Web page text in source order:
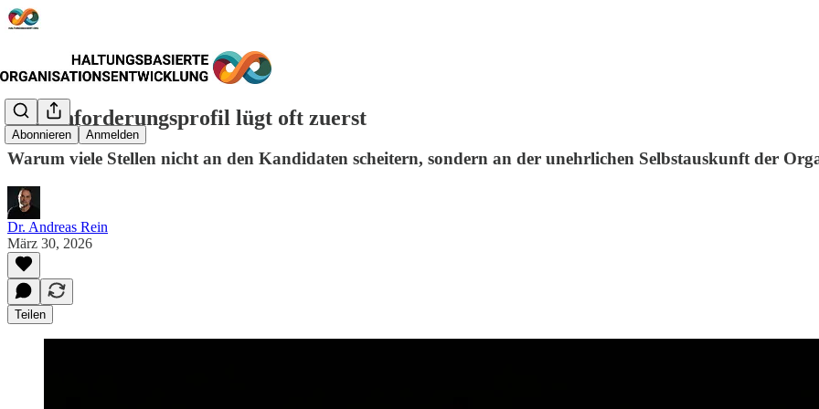
Abonnieren Anmelden
Das Anforderungsprofil lügt oft zuerst
Warum viele Stellen nicht an den Kandidaten scheitern, sondern an der unehrlichen Selbstauskunft der
Dr. Andreas Rein
März 30, 2026
Teilen